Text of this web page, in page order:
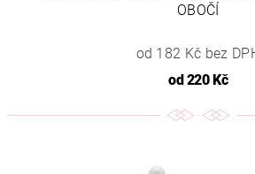
OBOČÍ
od 182 Kč bez
od220 Kč